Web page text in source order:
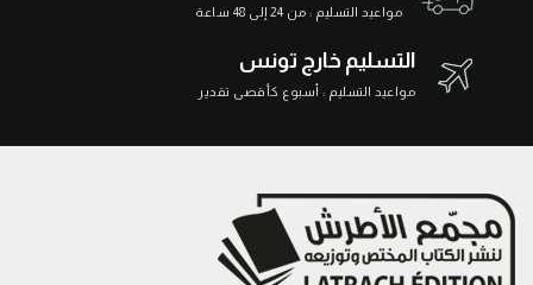
مواعيد التسليم : من 24 إلى 48 ساعة
التسليم خارج تونس
مواعيد التسليم : أسبوع كأقصى تقدير